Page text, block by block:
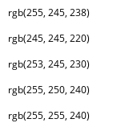
rgb(255, 245, 238)
rgb(245, 245, 220)
rgb(253, 245, 230)
rgb(255, 250, 240)
rgb(255, 255, 240)